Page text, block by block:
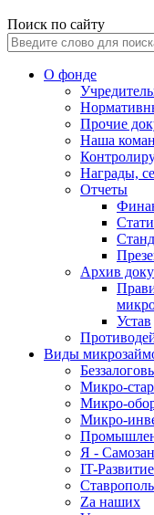
Поиск по сайту
О фонде
Прочие
Наша
Награды,
Отчеты
Архив
Устав
Виды
Микро-
Микро-
Микро-
Я -
IT-Развитие
Za наших